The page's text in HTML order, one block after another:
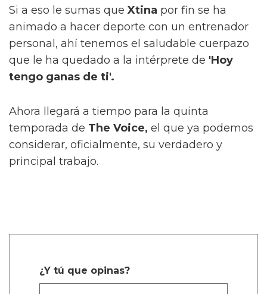
Si a eso le sumas queXtina por fin se ha
animado a hacer deporte con un entrenador
personal, ahí tenemos el saludable cuerpazo
que le ha quedado a la intérprete de 'Hoy
tengo ganas de ti'.
Ahora llegará a tiempo para la quinta
temporada de The Voice, el que ya podemos
considerar, oficialmente, su verdadero y
principal trabajo.
¿Y tú que opinas?